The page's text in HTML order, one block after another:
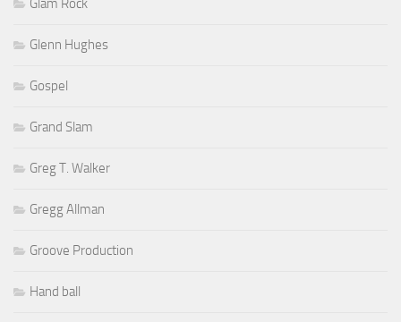
Glam Rock
Glenn Hughes
Gospel
Grand Slam
Greg T. Walker
Gregg Allman
Groove Production
Hand ball